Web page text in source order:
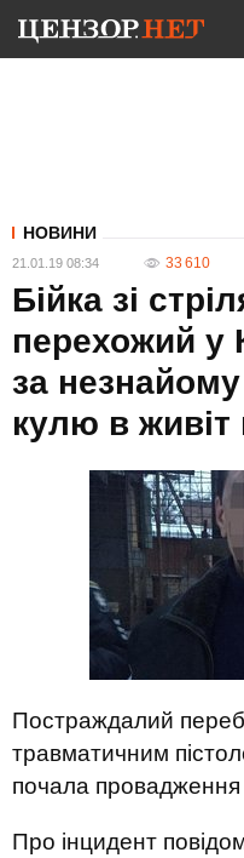
НОВИНИ
21.01.19 08:34 33 610
Бійка зі
перехожий у
за
кулю в живіт
Постраждалий
травматичним
почала провадження
Про інцидент